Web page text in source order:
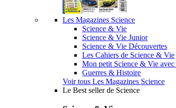
Les Magazines Science
Science & Vie
Science & Vie Junior
Science & Vie Découvertes
Les Cahiers de Science & Vie
Mon petit Science & Vie
Guerres & Histoire
Voir tous Les Magazines Science
Le Best seller de Science